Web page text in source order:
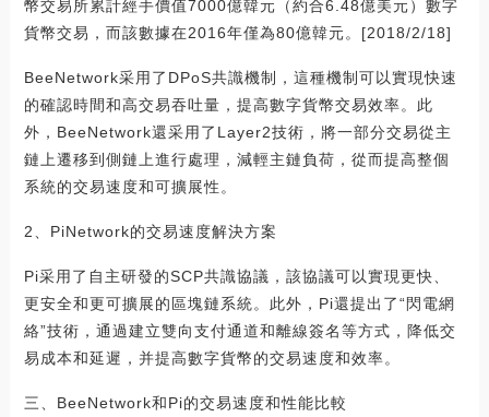
幣交易所累計經手價值7000億韓元（約合6.48億美元）數字
貨幣交易，而該數據在2016年僅為80億韓元。[2018/2/18]
BeeNetwork采用了DPoS共識機制，這種機制可以實現快速
的確認時間和高交易吞吐量，提高數字貨幣交易效率。此
外，BeeNetwork還采用了Layer2技術，將一部分交易從主
鏈上遷移到側鏈上進行處理，減輕主鏈負荷，從而提高整個
系統的交易速度和可擴展性。
2、PiNetwork的交易速度解決方案
Pi采用了自主研發的SCP共識協議，該協議可以實現更快、
更安全和更可擴展的區塊鏈系統。此外，Pi還提出了“閃電網
絡”技術，通過建立雙向支付通道和離線簽名等方式，降低交
易成本和延遲，并提高數字貨幣的交易速度和效率。
三、BeeNetwork和Pi的交易速度和性能比較